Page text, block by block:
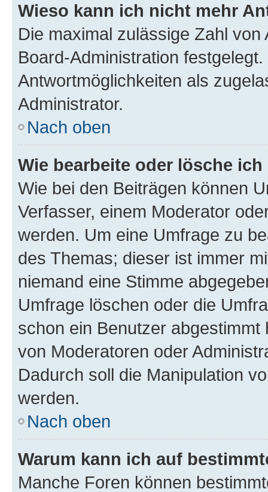
Wieso kann ich nicht mehr
Die maximal zulässige Zahl
Board-Administration
Antwortmöglichkeiten als
Administrator.
Nach oben
Wie bearbeite oder lösche
Wie bei den Beiträgen können
Verfasser, einem Moderator
werden. Um eine Umfrage zu
des Themas; dieser ist immer
niemand eine Stimme
Umfrage löschen oder die
schon ein Benutzer
von Moderatoren oder
Dadurch soll die Manipulation
werden.
Nach oben
Warum kann ich auf
Manche Foren können